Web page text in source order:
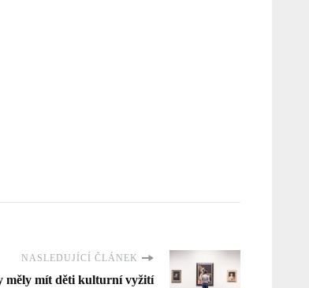
NASLEDUJÍCÍ ČLÁNEK
měly mít děti kulturní vyžití